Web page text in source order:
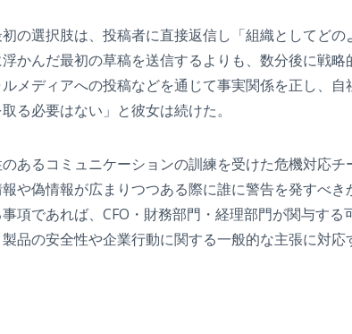
の選択肢は、投稿者に直接返信し「組織としてどの
かんだ最初の草稿を送信するよりも、数分後に戦略
メディアへの投稿などを通じて事実関係を正し、自
る必要はない」と彼女は続けた。
あるコミュニケーションの訓練を受けた危機対応チ
や偽情報が広まりつつある際に誰に警告を発すべき
項であれば、CFO・財務部門・経理部門が関与する
の安全性や企業行動に関する一般的な主張に対応